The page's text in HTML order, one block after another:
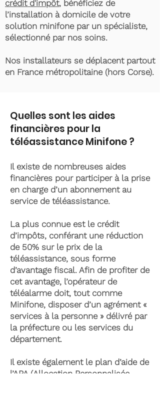
crédit d'impôt, bénéficiez de
l’installation à domicile de votre
solution minifone par un spécialiste,
sélectionné par nos soins.
Nos installateurs se déplacent partout
en France métropolitaine (hors Corse).
Quelles sont les aides
financières pour la
téléassistance Minifone ?
Il existe de nombreuses aides
financières pour participer à la prise
en charge d’un abonnement au
service de téléassistance.
La plus connue est le crédit
d’impôts, conférant une réduction
de 50% sur le prix de la
téléassistance, sous forme
d’avantage fiscal. Afin de profiter de
cet avantage, l’opérateur de
téléalarme doit, tout comme
Minifone, disposer d’un agrément «
services à la personne » délivré par
la préfecture ou les services du
département.
Il existe également le plan d’aide de
l’APA (Allocation Personnalisée